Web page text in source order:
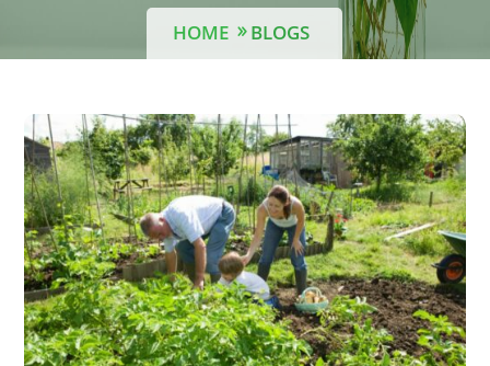
HOME BLOGS